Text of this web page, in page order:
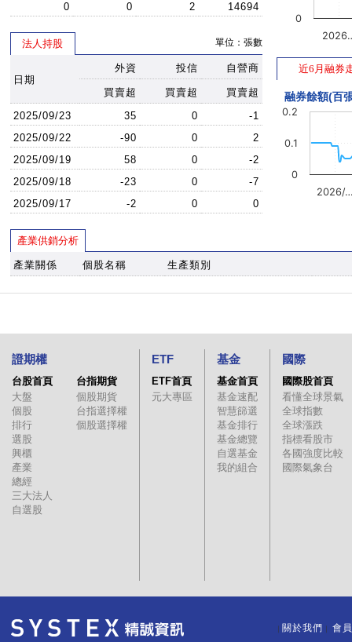
0
0 2 14694
法人持股 單位：張數
日期
外資 投信 自營商
買賣超 買賣超
買賣超
2025/09/23
35 0
-1
2025/09/22
-90 0
2
2025/09/19
58 0
-2
2025/09/18
-23 0
-7
2025/09/17
-2 0 0
0
近6月融券
融券餘額(百
2026/
0
0.1
0.2
產業供銷分析
產業關係 個股名稱 生產類別
證期權
台股首頁
大盤
個股
排行
選股
興櫃
產業
總經
三大法人
自選股
台指期貨
個股期貨
台指選擇權
個股選擇權
ETF
ETF首頁
元大專區
基金
基金首頁
基金速配
智慧篩選
基金排行
基金總覽
自選基金
我的組合
國際
國際股首頁
看懂全球景氣
全球指數
全球漲跌
指標看股市
各國強度比較
國際氣象台
關於我們 會